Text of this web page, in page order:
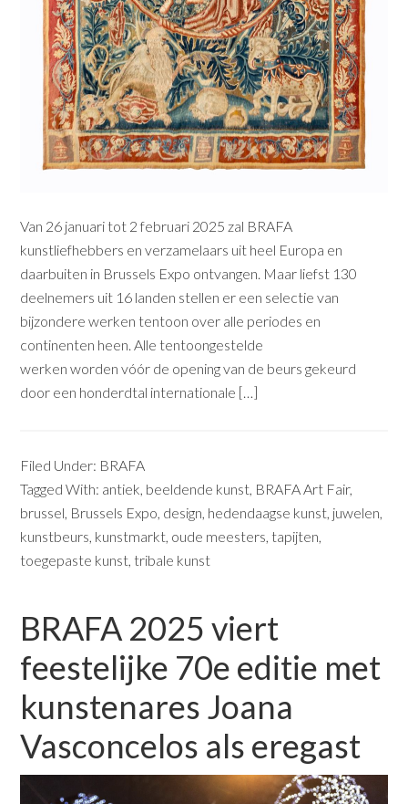
Van 26 januari tot 2 februari 2025 zal BRAFA
kunstliefhebbers en verzamelaars uit heel Europa en
daarbuiten in Brussels Expo ontvangen. Maar liefst 130
deelnemers uit 16 landen stellen er een selectie van
bijzondere werken tentoon over alle periodes en
continenten heen. Alle tentoongestelde
werken worden vóór de opening van de beurs gekeurd
door een honderdtal internationale […]
Filed Under: BRAFA
Tagged With: antiek beeldende kunst BRAFA Art Fair,
brussel Brussels Expo design hedendaagse kunst juwelen
kunstbeurs kunstmarkt oude meesters tapijten
toegepaste kunst tribale kunst
BRAFA 2025 viert
feestelijke 70e editie met
kunstenares Joana
Vasconcelos als eregast